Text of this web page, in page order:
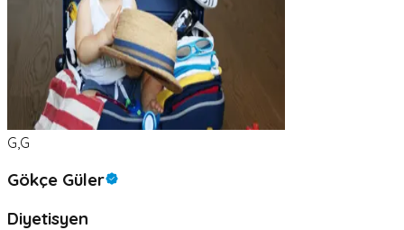
G,G
Gökçe Güler
Diyetisyen